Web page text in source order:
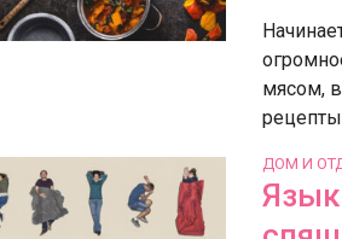
мясом,
ДОМ И
Язык